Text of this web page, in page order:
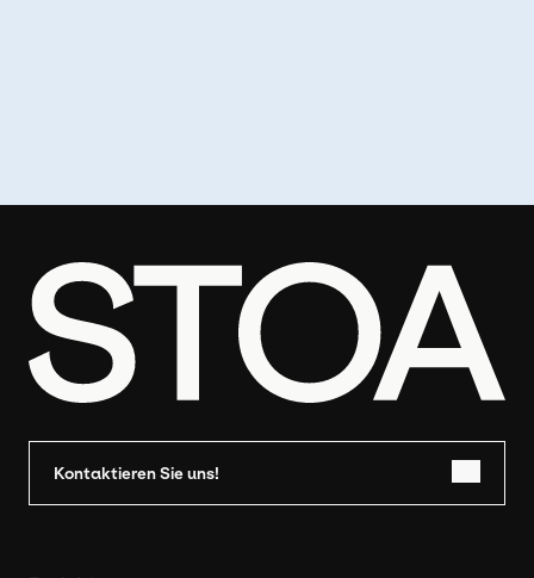
Kontaktieren Sie uns!